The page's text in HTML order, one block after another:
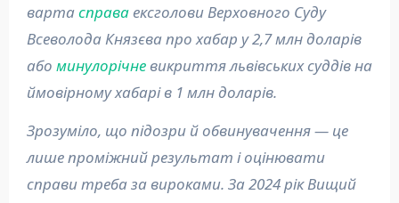
вартасправаексголови Верховного Суду
Всеволода Князєва про хабар у 2,7 млн доларів
або минулорічневикриття львівських суддів на
ймовірному хабарі в 1 млн доларів.
Зрозуміло, що підозри й обвинувачення — це
лише проміжний результат і оцінювати
справи треба за вироками. За 2024 рік Вищий